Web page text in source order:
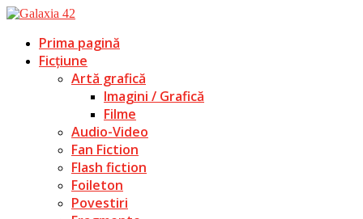
Prima pagină
Ficțiune
Artă grafică
Imagini / Grafică
Filme
Audio-Video
Fan Fiction
Flash fiction
Foileton
Povestiri